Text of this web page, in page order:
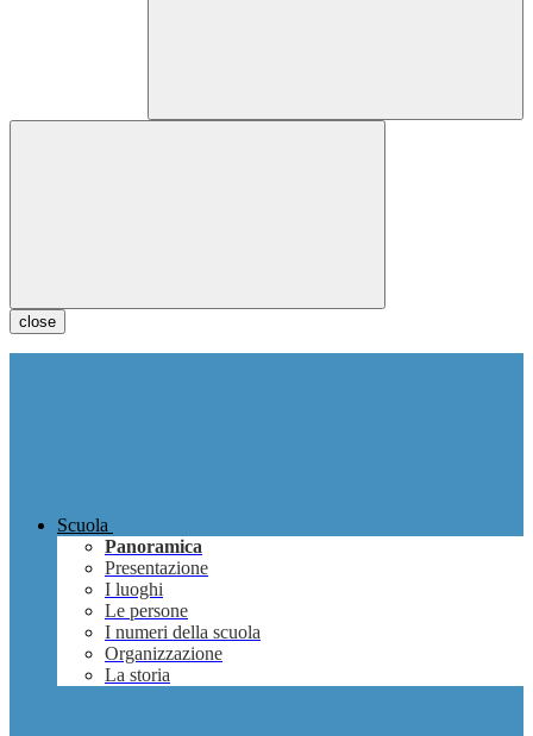
close
Scuola
Panoramica
Presentazione
I luoghi
Le persone
I numeri della scuola
Organizzazione
La storia